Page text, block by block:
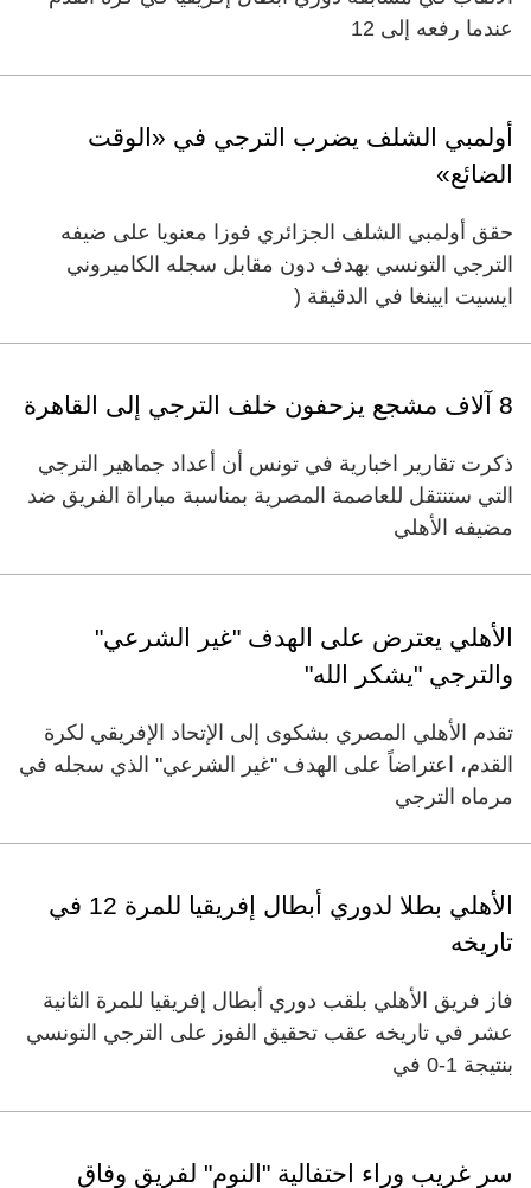
عندما رفعه إلى 12
أولمبي الشلف يضرب الترجي في «الوقت
الضائع»
حقق أولمبي الشلف الجزائري فوزا معنويا على ضيفه
الترجي التونسي بهدف دون مقابل سجله الكاميروني
ايسيت ايينغا في الدقيقة (
8 آلاف مشجع يزحفون خلف الترجي إلى القاهرة
ذكرت تقارير اخبارية في تونس أن أعداد جماهير الترجي
التي ستنتقل للعاصمة المصرية بمناسبة مباراة الفريق ضد
مضيفه الأهلي
الأهلي يعترض على الهدف "غير الشرعي"
والترجي "يشكر الله"
تقدم الأهلي المصري بشكوى إلى الإتحاد الإفريقي لكرة
القدم، اعتراضاً على الهدف "غير الشرعي" الذي سجله في
مرماه الترجي
الأهلي بطلا لدوري أبطال إفريقيا للمرة 12 في
تاريخه
فاز فريق الأهلي بلقب دوري أبطال إفريقيا للمرة الثانية
عشر في تاريخه عقب تحقيق الفوز على الترجي التونسي
بنتيجة 1-0 في
سر غريب وراء احتفالية "النوم" لفريق وفاق